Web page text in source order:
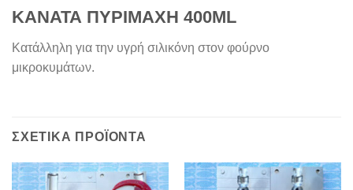
ΚΑΝΑΤΑ ΠΥΡΙΜΑΧΗ 400ML
Κατάλληλη για την υγρή σιλικόνη στον φούρνο
μικροκυμάτων.
ΣΧΕΤΙΚΆ ΠΡΟΪΌΝΤΑ